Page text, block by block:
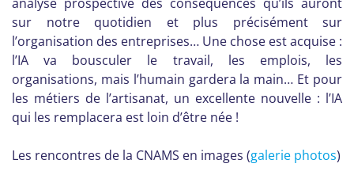
sur notre quotidien et plus précisément sur
l’organisation des entreprises… Une chose est acquise :
l’IA va bousculer le travail, les emplois, les
organisations, mais l’humain gardera la main… Et pour
les métiers de l’artisanat, un excellente nouvelle : l’IA
qui les remplacera est loin d’être née !
Les rencontres de la CNAMS en images (galerie photos)